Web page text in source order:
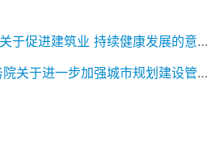
于促进建筑业 持续健康发展的意见
进一步加强城市规划建设管理工作的若干意见